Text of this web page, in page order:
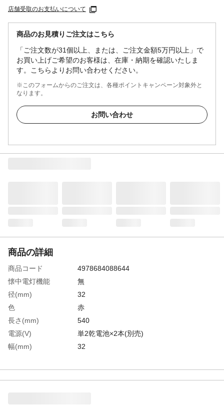
店舗受取のお支払いについて
商品のお見積りご注文はこちら
「ご注文数が31個以上、または、ご注文金額5万円以上」で
お買い上げご希望のお客様は、在庫・納期を確認いたしま
す。こちらよりお問い合わせください。
※このフォームからのご注文は、各種ポイントキャンペーン対象外と
なります。
お問い合わせ
商品の詳細
商品コード
4978684088644
懐中電灯機能
無
径(mm)
32
色
赤
長さ(mm)
540
電源(V)
単2乾電池×2本(別売)
幅(mm)
32
LED数(個)
6